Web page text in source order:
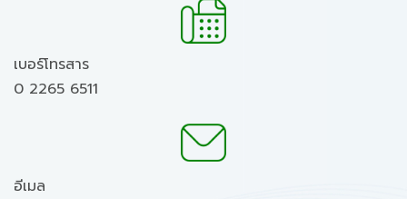
เบอร์โทรสาร
0 2265 6511
อีเมล